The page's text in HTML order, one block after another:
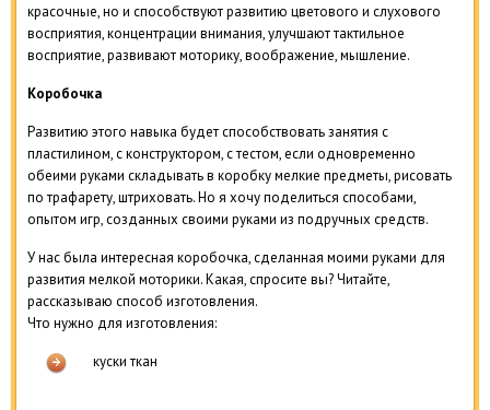
красочные, но и способствуют развитию цветового и слухового
восприятия, концентрации внимания, улучшают тактильное
восприятие, развивают моторику, воображение, мышление.
Коробочка
Развитию этого навыка будет способствовать занятия с
пластилином, с конструктором, с тестом, если одновременно
обеими руками складывать в коробку мелкие предметы, рисовать
по трафарету, штриховать. Но я хочу поделиться способами,
опытом игр, созданных своими руками из подручных средств.
У нас была интересная коробочка, сделанная моими руками для
развития мелкой моторики. Какая, спросите вы? Читайте,
рассказываю способ изготовления.
Что нужно для изготовления:
куски ткан